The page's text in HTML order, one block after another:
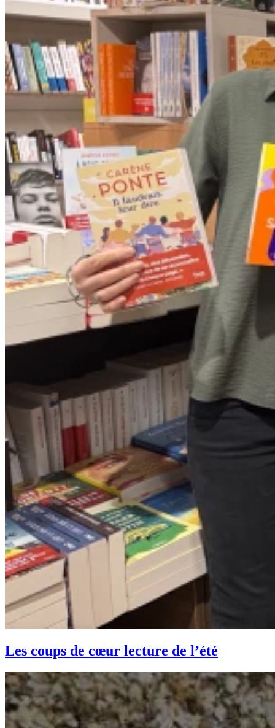
Les coups de cœur lecture de l’été